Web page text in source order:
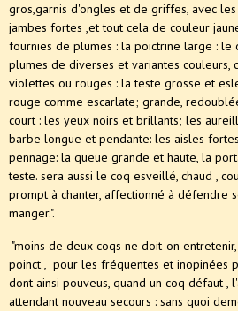
gros,garnis d'ongles et de griffes, avec
jambes fortes ,et tout cela de couleur
fournies de plumes : la poictrine large :
plumes de diverses et variantes couleurs,
violettes ou rouges : la teste grosse et
rouge comme escarlate; grande,
court : les yeux noirs et brillants; les
barbe longue et pendante: les aisles
pennage: la queue grande et haute, la
teste. sera aussi le coq esveillé, chaud ,
prompt à chanter, affectionné à défendre
manger.".
"moins de deux coqs ne doit-on
poinct , pour les fréquentes et inopinées
dont ainsi pouveus, quand un coq défaut ,
attendant nouveau secours : sans quoi